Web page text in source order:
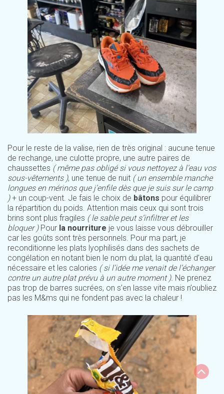
Pour le reste de la valise, rien de très original : aucune tenue
de rechange, une culotte propre, une autre paires de
chaussettes ( même pas obligé si vous nettoyez à l’eau vos
sous-vêtements ), une tenue de nuit ( un ensemble manche
longues en mérinos que j’enfile dès que je suis sur le camp
)+ un coup-vent. Je fais le choix de bâtons pour équilibrer
la répartition du poids. Attention mais ceux qui sont trois
brins sont plus fragiles ( le sable peut s’infiltrer et les
bloquer )Pour la nourriture je vous laisse vous débrouiller
car les goûts sont très personnels. Pour ma part, je
reconditionne les plats lyophilisés dans des sachets de
congélation en notant bien le nom du plat, la quantité d’eau
nécessaire et les calories ( si l’idée me venait de l’échanger
contre un autre plat prévu à un autre moment ). Ne prenez
pas trop de barres sucrées, on s’en lasse vite mais n’oubliez
pas les M&ms qui ne fondent pas avec la chaleur !